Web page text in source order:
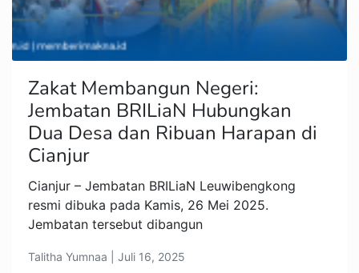
Zakat Membangun Negeri:
Jembatan BRILiaN Hubungkan
Dua Desa dan Ribuan Harapan di
Cianjur
Cianjur – Jembatan BRILiaN Leuwibengkong
resmi dibuka pada Kamis, 26 Mei 2025.
Jembatan tersebut dibangun
Talitha Yumnaa | Juli 16, 2025